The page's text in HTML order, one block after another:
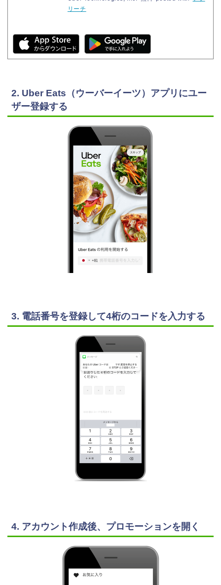
リーチ
2. Uber Eats（ウーバーイーツ）アプリにユー
ザー登録する
3. 電話番号を登録して4桁のコードを入力する
4. アカウント作成後、プロモーションを開く